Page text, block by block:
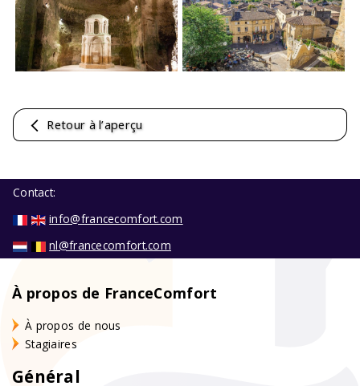
Retour à l’aperçu
Contact:
info@francecomfort.com
nl@francecomfort.com
À propos de FranceComfort
À propos de nous
Stagiaires
Général